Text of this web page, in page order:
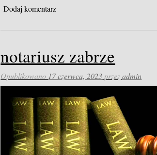
Dodaj komentarz
notariusz zabrze
Opublikowano 17 czerwca, 2023przezadmin